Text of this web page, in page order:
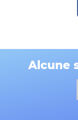
Alcune